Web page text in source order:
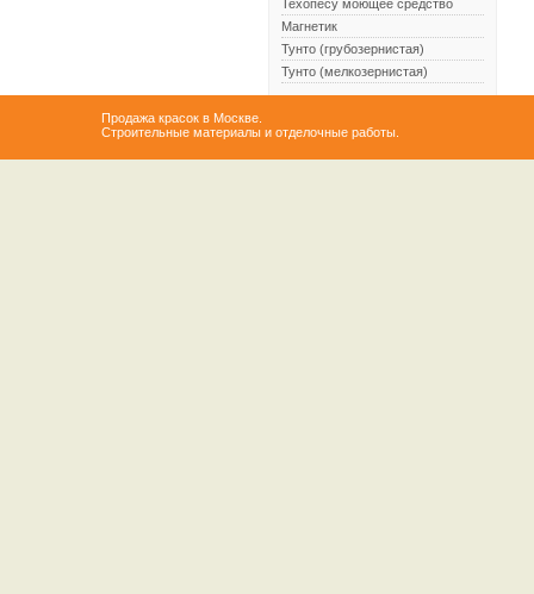
Техопесу моющее средство
Магнетик
Тунто (грубозернистая)
Тунто (мелкозернистая)
Продажа красок в Москве.
Строительные материалы и отделочные работы.